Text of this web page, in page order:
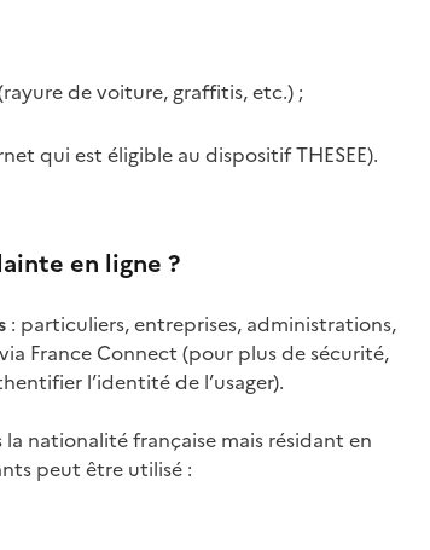
de voiture, graffitis, etc.) ;
qui est éligible au dispositif THESEE).
en ligne ?
: particuliers, entreprises, administrations,
France Connect (pour plus de sécurité,
l’identité de l’usager).
nationalité française mais résidant en
peut être utilisé :